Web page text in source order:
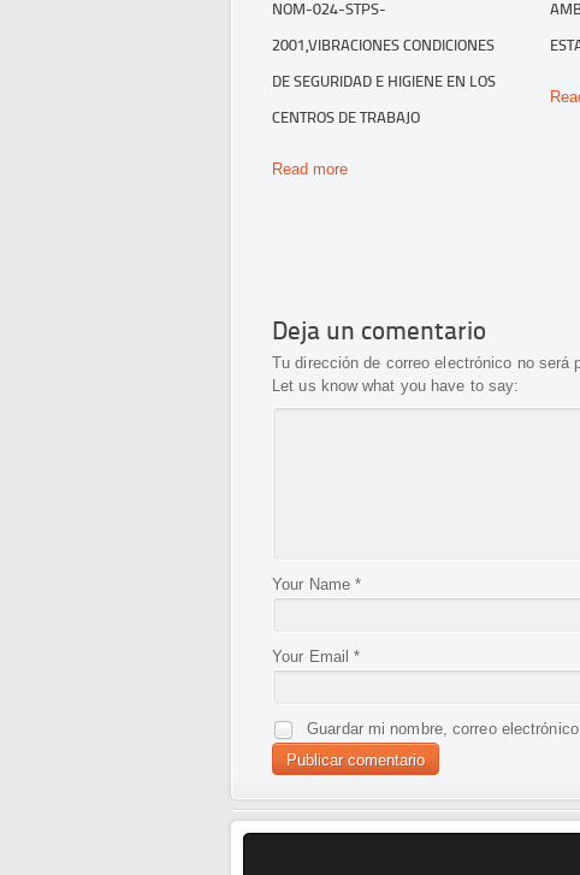
NOM-024-STPS-
2001,VIBRACIONES CONDICIONES
DE SEGURIDAD E HIGIENE EN LOS
CENTROS DE TRABAJO
Read more
Deja un comentario
Tu dirección de correo electrónico no será
Let us know what you have to say:
Your Name *
Your Email *
Guardar mi nombre, correo